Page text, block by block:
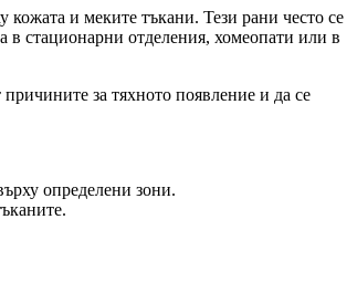
кожата и меките тъкани. Тези рани често се
в стационарни отделения, хомеопати или в
за тяхното появление и да се
определени зони.